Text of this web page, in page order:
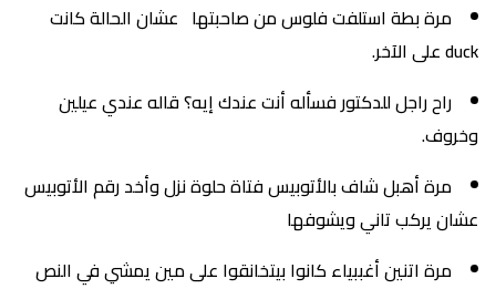
مرة بطة استلفت فلوس من صاحبتها عشان الحالة كانت
duck على الآخر.
راح راجل للدكتور فسأله أنت عندك إيه؟ قاله عندي عيلين
وخروف.
مرة أهبل شاف بالأتوبيس فتاة حلوة نزل وأخد رقم الأتوبيس
عشان يركب تاني ويشوفها
مرة اتنين أغببياء كانوا بيتخانقوا على مين يمشي في النص